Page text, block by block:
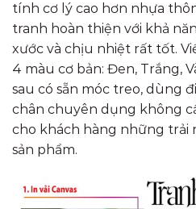
tính cơ lý cao hơn nhựa
tranh hoàn thiện với khả
xước và chịu nhiệt rất tốt.
4 màu cơ bản: Đen, Trắng,
sau có sẵn móc treo, dùng
chân chuyên dụng không
cho khách hàng những trải
sản phẩm.